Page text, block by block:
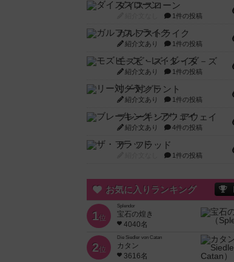
ダイススローン
1件の投稿
ガルフストライク
紹介文あり 1件の投稿
モズビ－ズ・レイダ－ズ
紹介文あり 1件の投稿
リー対グラント
紹介文あり 1件の投稿
ブレーキング・アウェイ
紹介文あり 4件の投稿
ザ・フラッド
1件の投稿
お気に入りランキング
1位
Splendor
宝石の煌き
4040名
2位
Die Siedler von Catan
カタン
3616名